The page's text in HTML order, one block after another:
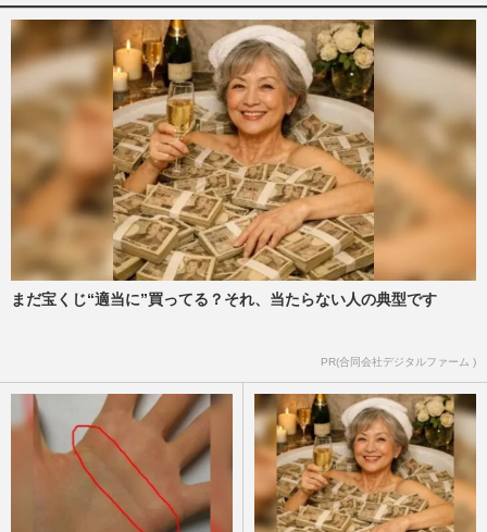
まだ宝くじ“適当に”買ってる？それ、当たらない人の典型です
PR(合同会社デジタルファーム )